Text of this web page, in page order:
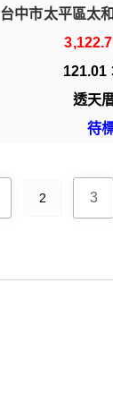
台中市太平區太
121.01
透天
待
2 3